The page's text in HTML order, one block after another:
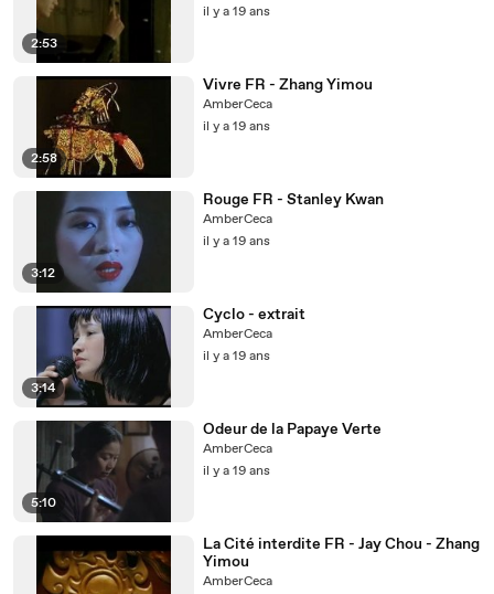
2:53
il y a 19 ans
2:58
Vivre FR - Zhang Yimou
AmberCeca
il y a 19 ans
3:12
Rouge FR - Stanley Kwan
AmberCeca
il y a 19 ans
3:14
Cyclo - extrait
AmberCeca
il y a 19 ans
5:10
Odeur de la Papaye Verte
AmberCeca
il y a 19 ans
La Cité interdite FR - Jay Chou - Zhang
Yimou
AmberCeca